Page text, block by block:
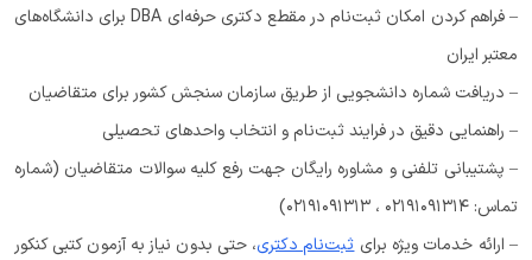
– فراهم کردن امکان ثبت‌نام در مقطع دکتری حرفه‌ای DBA برای دانشگاه‌های
معتبر ایران
– دریافت شماره دانشجویی از طریق سازمان سنجش کشور برای متقاضیان
– راهنمایی دقیق در فرایند ثبت‌نام و انتخاب واحدهای تحصیلی
– پشتیبانی تلفنی و مشاوره رایگان جهت رفع کلیه سوالات متقاضیان (شماره
تماس: ۰۲۱۹۱۰۹۱۳۱۴ ، ۰۲۱۹۱۰۹۱۳۱۳)
– ارائه خدمات ویژه برایثبت‌نام دکتری، حتی بدون نیاز به آزمون کتبی کنکور